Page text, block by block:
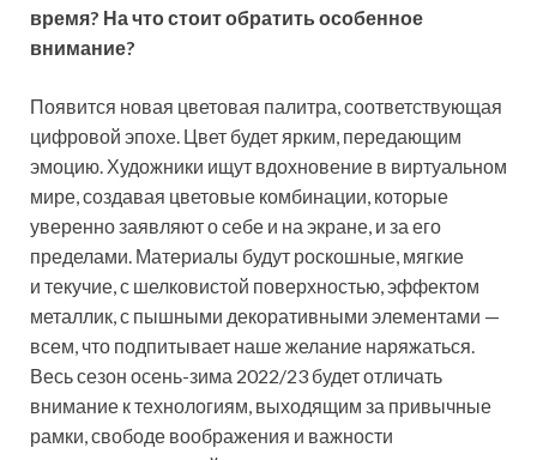
время? На что стоит обратить особенное
внимание?
Появится новая цветовая палитра, соответствующая
цифровой эпохе. Цвет будет ярким, передающим
эмоцию. Художники ищут вдохновение в виртуальном
мире, создавая цветовые комбинации, которые
уверенно заявляют о себе и на экране, и за его
пределами. Материалы будут роскошные, мягкие
и текучие, с шелковистой поверхностью, эффектом
металлик, с пышными декоративными элементами —
всем, что подпитывает наше желание наряжаться.
Весь сезон осень-зима 2022/23 будет отличать
внимание к технологиям, выходящим за привычные
рамки, свободе воображения и важности